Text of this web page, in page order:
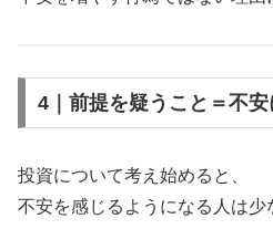
4｜前提を疑うこと＝不
投資について考え始めると、
不安を感じるようになる人は少